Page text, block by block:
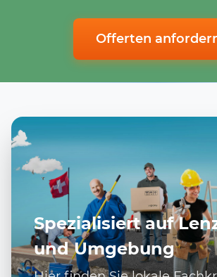
Offerten
Spezialisiert auf
und Umgebung